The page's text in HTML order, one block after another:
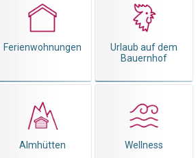
Ferienwohnungen
Urlaub auf dem
Bauernhof
Almhütten Wellness